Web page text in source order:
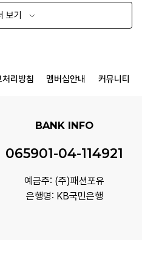
보기
리방침 멤버십안내 커뮤니티
BANK INFO
065901-04-114921
예금주: (주)패션포유
은행명: KB국민은행